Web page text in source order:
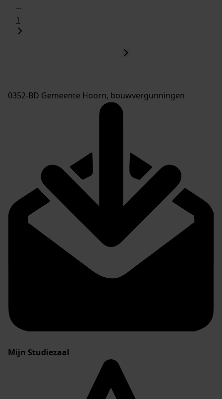
...
1
0352-BD Gemeente Hoorn, bouwvergunningen
Mijn Studiezaal